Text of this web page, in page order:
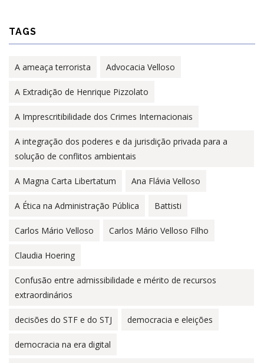
TAGS
A ameaça terrorista Advocacia Velloso
A Extradição de Henrique Pizzolato
A Imprescritibilidade dos Crimes Internacionais
A integração dos poderes e da jurisdição privada para a
solução de conflitos ambientais
A Magna Carta Libertatum Ana Flávia Velloso
A Ética na Administração Pública Battisti
Carlos Mário Velloso Carlos Mário Velloso Filho
Claudia Hoering
Confusão entre admissibilidade e mérito de recursos
extraordinários
decisões do STF e do STJ democracia e eleições
democracia na era digital